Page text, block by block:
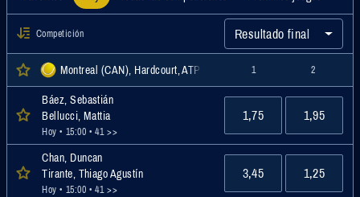
Competición Resultado final
Montreal (CAN), Hardcourt, ATP 1 2
Báez, Sebastián
Bellucci, Mattia
Hoy • 15:00 • 41 >>
1,75 1,95
Chan, Duncan
Tirante, Thiago Agustín
Hoy • 15:00 • 41 >>
3,45 1,25